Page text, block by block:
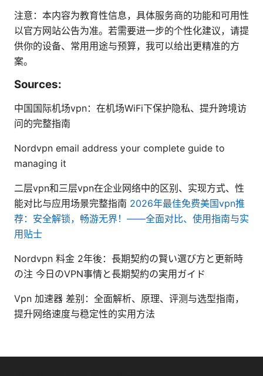
注意：本内容为教育性信息，具体服务商的功能和可用性
以官方网站公告为准。若需要进一步的个性化建议，请提
供你的设备、常用用途与预算，我可以给出更精准的方
案。
Sources:
中国国际机场vpn：在机场WiFi下保护隐私、提升跨境访
问的完整指南
Nordvpn email address your complete guide to
managing it
二层vpn和三层vpn在企业网络中的区别、实现方式、性
能对比与应用场景完整指南 2026年最佳免费美国vpn推
荐：安全解锁，畅游无界！——全面对比、使用指南与实
用贴士
Nordvpn 料金 2年後：長期契約の賢い選び方と更新時
の注 今日のVPN事情と長期契約の実用ガイド
Vpn 加速器 差别：全面解析、原理、评测与选型指南，
提升网络速度与稳定性的实用方法